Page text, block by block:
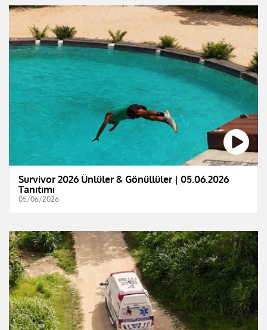
Survivor 2026 Ünlüler & Gönüllüler | 05.06.2026
Tanıtımı
05/06/2026